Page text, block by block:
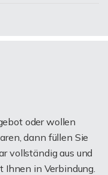
oder wollen
dann füllen Sie
vollständig aus und
Ihnen in Verbindung.